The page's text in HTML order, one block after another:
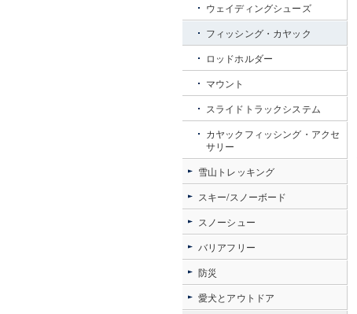
ウェイディングシューズ
フィッシング・カヤック
ロッドホルダー
マウント
スライドトラックシステム
カヤックフィッシング・アクセ
サリー
雪山トレッキング
スキー/スノーボード
スノーシュー
バリアフリー
防災
愛犬とアウトドア